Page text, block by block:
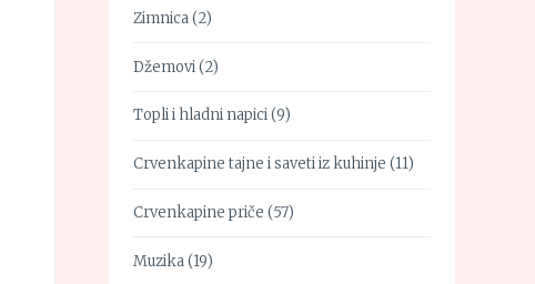
Zimnica(2)
Džemovi(2)
Topli i hladni napici(9)
Crvenkapine tajne i saveti iz kuhinje (11)
Crvenkapine priče (57)
Muzika(19)